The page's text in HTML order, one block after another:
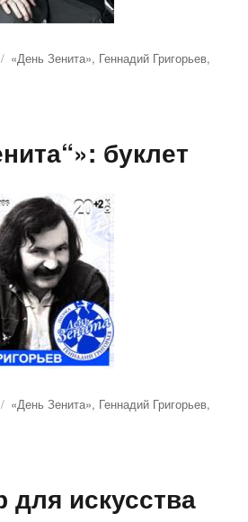
Метки
«День Зенита», Геннадий Григорьев,
буклет
Метки
«День Зенита», Геннадий Григорьев,
для искусства